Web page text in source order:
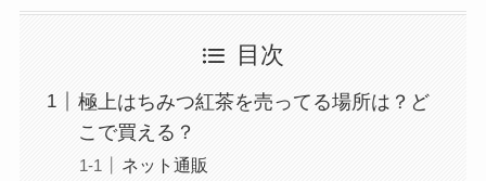
目次
極上はちみつ紅茶を売ってる場所は？ど
こで買える？
ネット通販